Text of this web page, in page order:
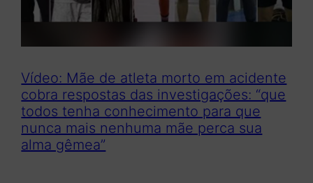
Vídeo: Mãe de atleta morto em acidente
cobra respostas das investigações: “que
todos tenha conhecimento para que
nunca mais nenhuma mãe perca sua
alma gêmea”